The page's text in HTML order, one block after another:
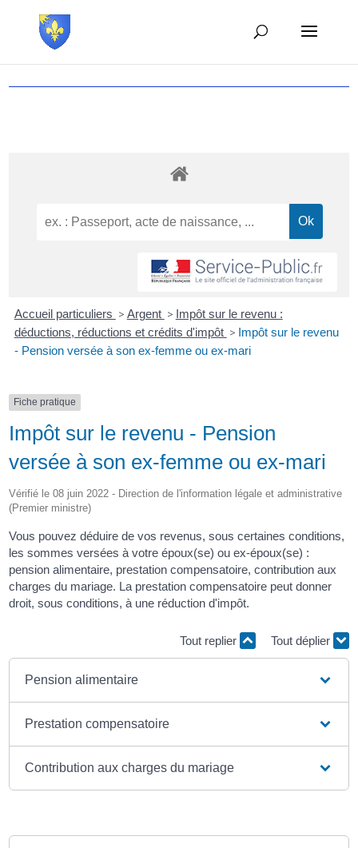
Accueil particuliers > Argent > Impôt sur le revenu :
déductions, réductions et crédits d'impôt > Impôt sur le revenu
- Pension versée à son ex-femme ou ex-mari
Fiche pratique
Impôt sur le revenu - Pension
versée à son ex-femme ou ex-mari
Vérifié le 08 juin 2022 - Direction de l'information légale et administrative
(Premier ministre)
Vous pouvez déduire de vos revenus, sous certaines conditions,
les sommes versées à votre époux(se) ou ex-époux(se) :
pension alimentaire, prestation compensatoire, contribution aux
charges du mariage. La prestation compensatoire peut donner
droit, sous conditions, à une réduction d'impôt.
Tout replier Tout déplier
Pension alimentaire
Prestation compensatoire
Contribution aux charges du mariage